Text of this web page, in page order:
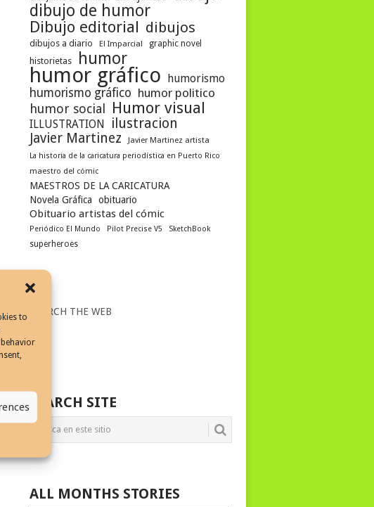
to
dibujo de humor
Dibujo editorial dibujos
dibujos a diario El Imparcial graphic novel
historietas humor
humor gráfico humorismo
humorismo gráfico humor politico
humor social Humor visual
ILLUSTRATION
ilustracion
Javier Martinez
Javier Martinez artista
La historia de la caricatura periodística en Puerto Rico
maestro del cómic
MAESTROS DE LA CARICATURA
Novela Gráfica
obituario
Obituario artistas del cómic
Periódico El Mundo Pilot Precise V5 SketchBook
superheroes
SEARCH THE WEB
SEARCH SITE
ALL MONTHS STORIES